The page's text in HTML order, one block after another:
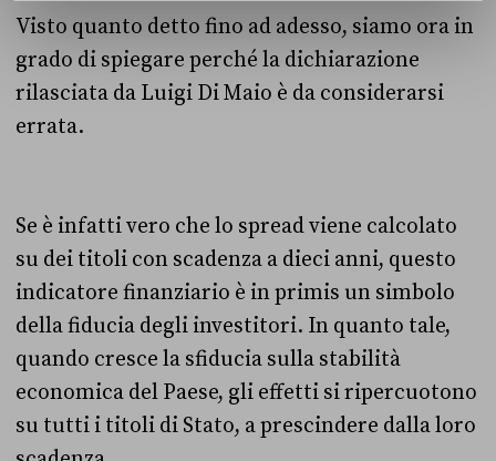
Visto quanto detto fino ad adesso, siamo ora in
grado di spiegare perché la dichiarazione
rilasciata da Luigi Di Maio è da considerarsi
errata.
Se è infatti vero che lo spread viene calcolato
su dei titoli con scadenza a dieci anni, questo
indicatore finanziario è in primis un simbolo
della fiducia degli investitori. In quanto tale,
quando cresce la sfiducia sulla stabilità
economica del Paese, gli effetti si ripercuotono
su tutti i titoli di Stato, a prescindere dalla loro